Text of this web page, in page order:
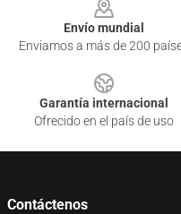
Envío mundial
Enviamos a más de 200
Garantía internacional
Ofrecido en el país de uso
Contáctenos